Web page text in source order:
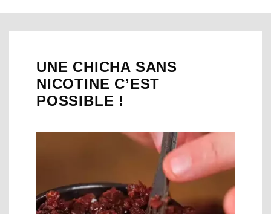
UNE CHICHA SANS
NICOTINE C’EST
POSSIBLE !